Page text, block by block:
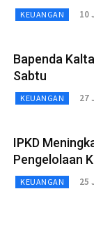
KEUANGAN 10
Bapenda
Sabtu
KEUANGAN 27
IPKD
Pengelolaan
KEUANGAN 25